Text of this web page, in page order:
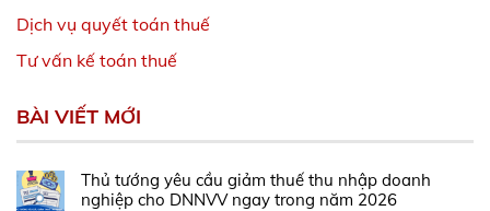
Dịch vụ quyết toán thuế
Tư vấn kế toán thuế
BÀI VIẾT MỚI
Thủ tướng yêu cầu giảm thuế thu nhập doanh
nghiệp cho DNNVV ngay trong năm 2026